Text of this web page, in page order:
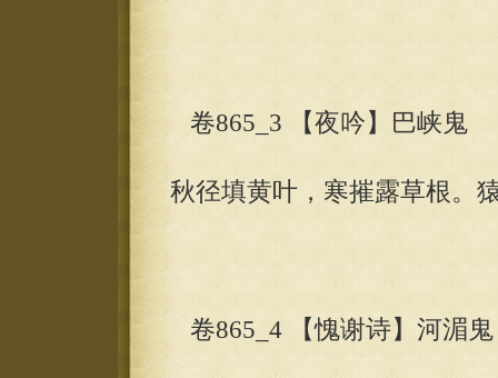
卷865_3 【夜吟】巴峡鬼
秋径填黄叶，寒摧露草根。
卷865_4 【愧谢诗】河湄鬼